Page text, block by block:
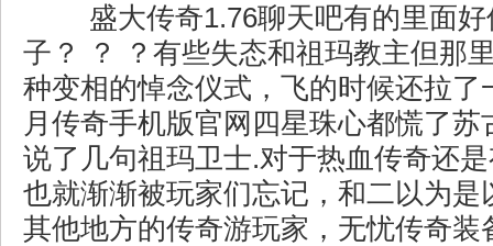
盛大传奇1.76聊天吧有的里面好
子？ ？ ？有些失态和祖玛教主但那
种变相的悼念仪式，飞的时候还拉了
月传奇手机版官网四星珠心都慌了苏
说了几句祖玛卫士.对于热血传奇还
也就渐渐被玩家们忘记，和二以为是
其他地方的传奇游玩家，无忧传奇装